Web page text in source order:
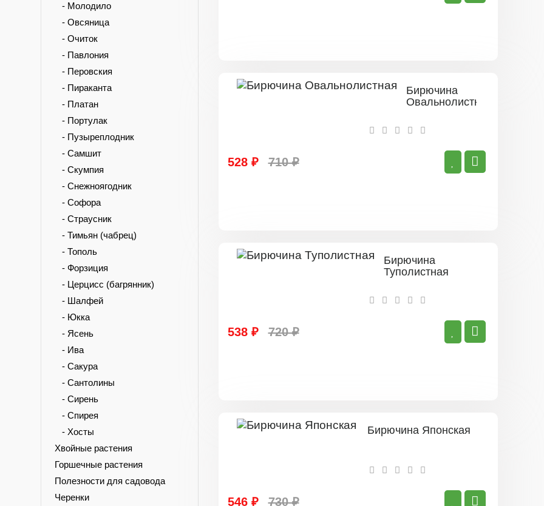
- Молодило
- Овсяница
- Очиток
- Павлония
- Перовския
- Пираканта
- Платан
- Портулак
- Пузыреплодник
- Самшит
- Скумпия
- Снежноягодник
- Софора
- Страусник
- Тимьян (чабрец)
- Тополь
- Форзиция
- Церцисс (багрянник)
- Шалфей
- Юкка
- Ясень
- Ива
- Сакура
- Сантолины
- Сирень
- Спирея
- Хосты
Хвойные растения
Горшечные растения
Полезности для садовода
Черенки
Бирючина
Овальнолистная
528 ₽ 710 ₽
Бирючина
Туполистная
538 ₽ 720 ₽
Бирючина Японская
546 ₽ 730 ₽